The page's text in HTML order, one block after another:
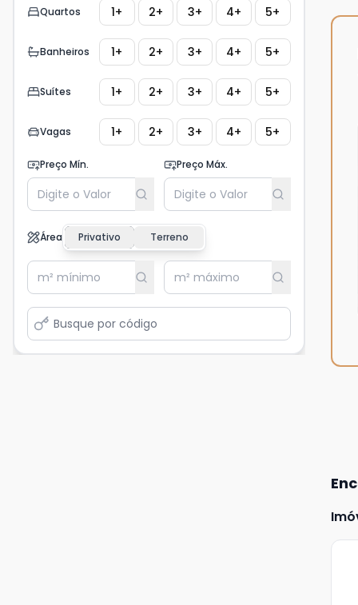
Quartos 1+ 2+ 3+ 4+ 5+
Banheiros 1+ 2+ 3+ 4+ 5+
Suítes 1+ 2+ 3+ 4+ 5+
Vagas 1+ 2+ 3+ 4+ 5+
Preço Mín. Preço Máx.
Área Privativo Terreno